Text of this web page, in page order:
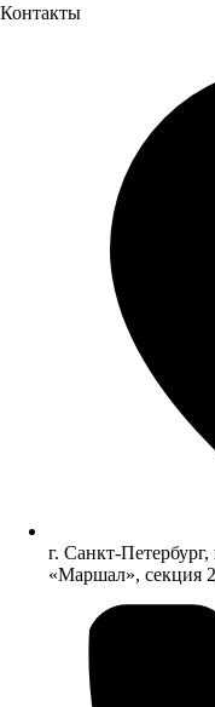
Контакты
г. Санкт-
«Маршал», секция